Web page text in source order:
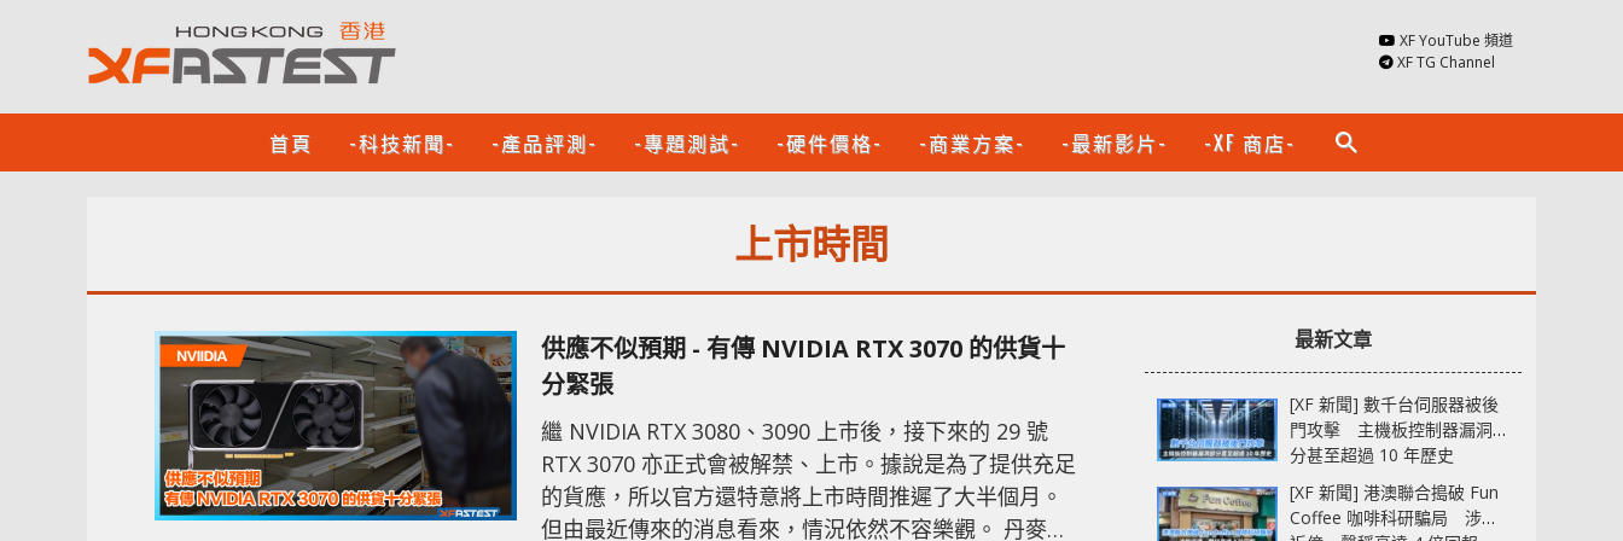
XF YouTube 頻道
XF TG Channel
首頁 -科技新聞- -產品評測- -專題測試- -硬件價格- -商業方案- -最新影片- -XF 商店- search
上市時間
供應不似預期 - 有傳 NVIDIA RTX 3070 的供貨十
分緊張
繼 NVIDIA RTX 3080、3090 上市後，接下來的 29 號
RTX 3070 亦正式會被解禁、上市。據說是為了提供充足
的貨應，所以官方還特意將上市時間推遲了大半個月。
但由最近傳來的消息看來，情況依然不容樂觀。 丹麥經
最新文章
[XF 新聞] 數千台伺服器被後
門攻擊 主機板控制器漏洞部
分甚至超過 10 年歷史
[XF 新聞] 港澳聯合搗破 Fun
Coffee 咖啡科研騙局 涉款